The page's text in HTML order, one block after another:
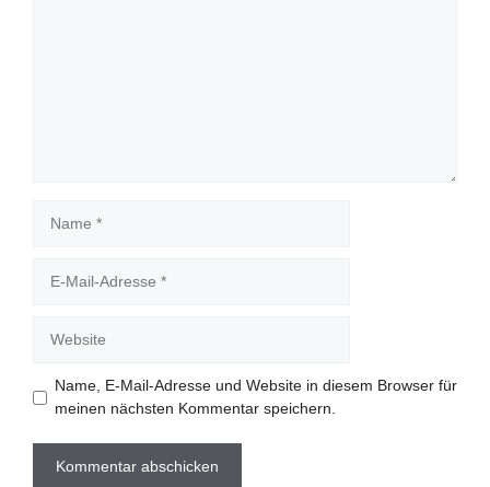
Mail-
Name, E-Mail-Adresse und Website in diesem Browser für
meinen nächsten Kommentar speichern.